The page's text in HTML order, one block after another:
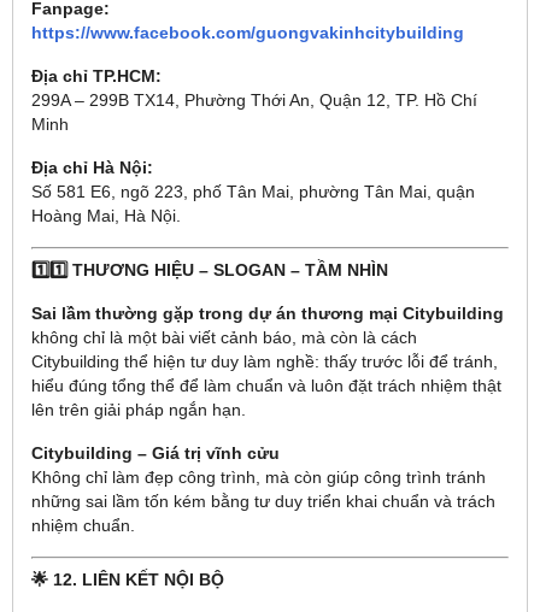
Fanpage:
https://www.facebook.com/guongvakinhcitybuilding
Địa chỉ TP.HCM:
299A – 299B TX14, Phường Thới An, Quận 12, TP. Hồ Chí
Minh
Địa chỉ Hà Nội:
Số 581 E6, ngõ 223, phố Tân Mai, phường Tân Mai, quận
Hoàng Mai, Hà Nội.
1️⃣1️⃣ THƯƠNG HIỆU – SLOGAN – TẦM NHÌN
Sai lầm thường gặp trong dự án thương mại Citybuilding
không chỉ là một bài viết cảnh báo, mà còn là cách
Citybuilding thể hiện tư duy làm nghề: thấy trước lỗi để tránh,
hiểu đúng tổng thể để làm chuẩn và luôn đặt trách nhiệm thật
lên trên giải pháp ngắn hạn.
Citybuilding – Giá trị vĩnh cửu
Không chỉ làm đẹp công trình, mà còn giúp công trình tránh
những sai lầm tốn kém bằng tư duy triển khai chuẩn và trách
nhiệm chuẩn.
🌟 12. LIÊN KẾT NỘI BỘ